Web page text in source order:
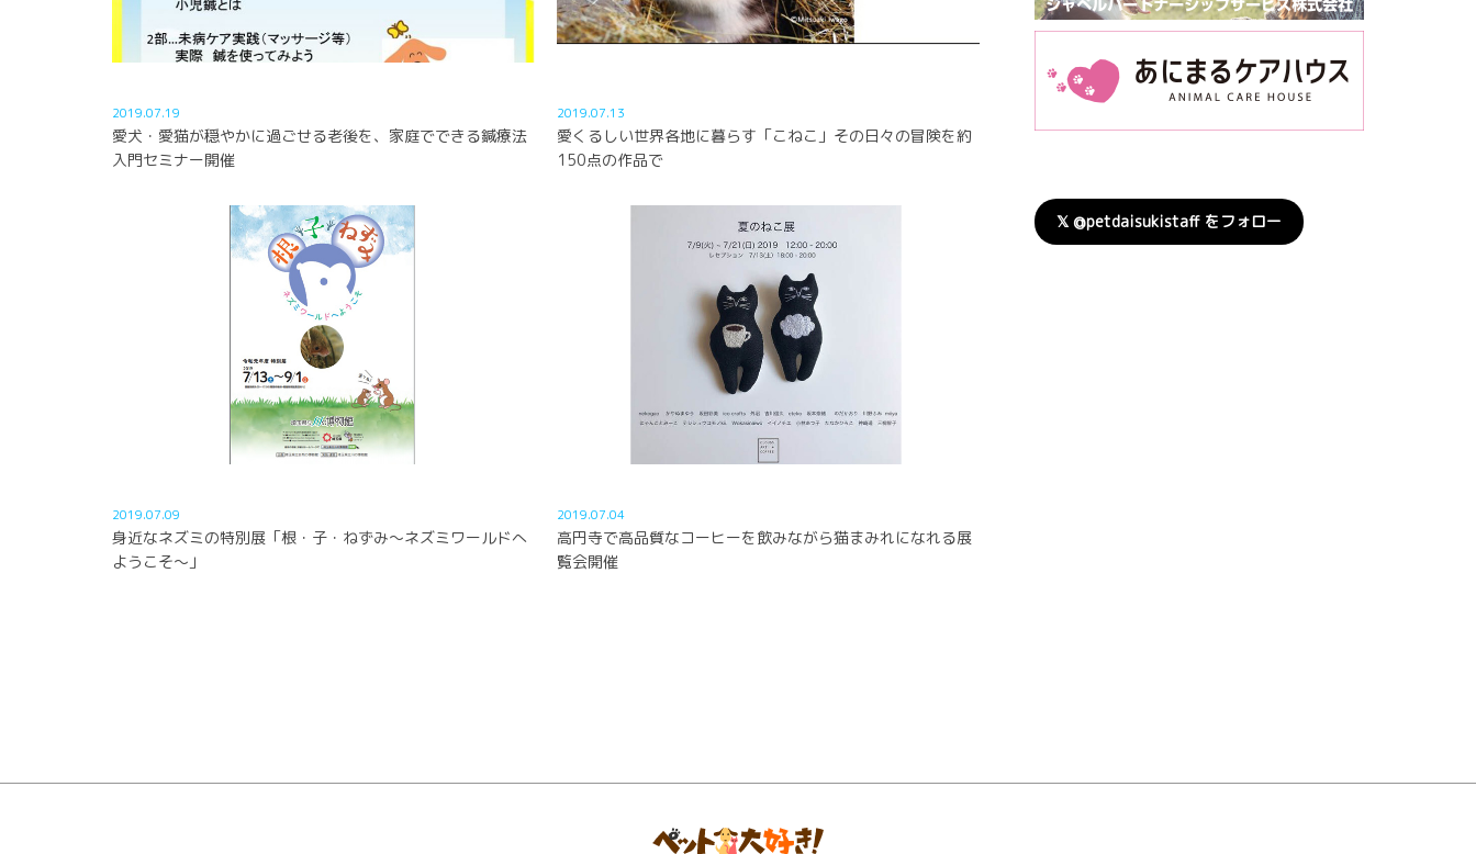
2019.07.19
愛犬・愛猫が穏やかに過ごせる老後を、家庭でできる鍼療法
入門セミナー開催
2019.07.13
愛くるしい世界各地に暮らす「こねこ」その日々の冒険を約
150点の作品で
2019.07.09
身近なネズミの特別展「根・子・ねずみ～ネズミワールドへ
ようこそ～」
2019.07.04
高円寺で高品質なコーヒーを飲みながら猫まみれになれる展
覧会開催
𝕏 @petdaisukistaff をフォロー